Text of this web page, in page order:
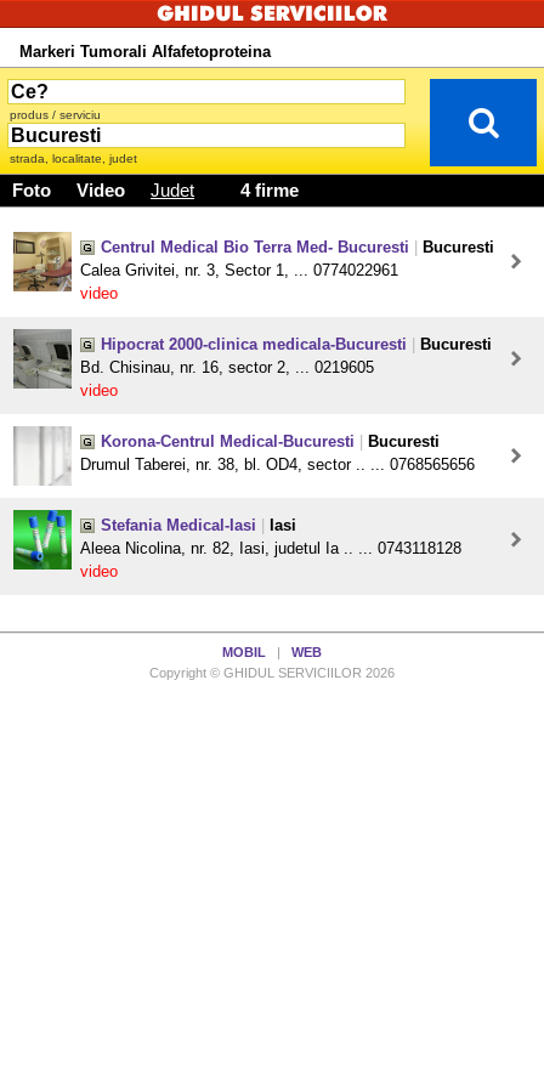
Markeri Tumorali Alfafetoproteina
produs / serviciu
strada, localitate, judet
Foto Video Judet 4 firme
Centrul Medical Bio Terra Med- Bucuresti
Bucuresti
Calea Grivitei, nr. 3, Sector 1, ... 0774022961
video
Hipocrat 2000-clinica medicala-Bucuresti
Bucuresti
Bd. Chisinau, nr. 16, sector 2, ... 0219605
video
Korona-Centrul Medical-Bucuresti
Bucuresti
Drumul Taberei, nr. 38, bl. OD4, sector .. ... 0768565656
Stefania Medical-Iasi
Iasi
Aleea Nicolina, nr. 82, Iasi, judetul Ia .. ... 0743118128
video
MOBIL
WEB
Copyright © GHIDUL SERVICIILOR 2026